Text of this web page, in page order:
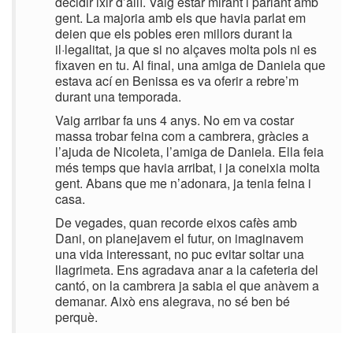
gent. La majoria amb els que havia parlat em
deien que els pobles eren millors durant la
il·legalitat, ja que si no alçaves molta pols ni es
fixaven en tu. Al final, una amiga de Daniela que
estava ací en Benissa es va oferir a rebre’m
durant una temporada.
Vaig arribar fa uns 4 anys. No em va costar
massa trobar feina com a cambrera, gràcies a
l’ajuda de Nicoleta, l’amiga de Daniela. Ella feia
més temps que havia arribat, i ja coneixia molta
gent. Abans que me n’adonara, ja tenia feina i
casa.
De vegades, quan recorde eixos cafès amb
Dani, on planejavem el futur, on imaginavem
una vida interessant, no puc evitar soltar una
llagrimeta. Ens agradava anar a la cafeteria del
cantó, on la cambrera ja sabia el que anàvem a
demanar. Això ens alegrava, no sé ben bé
perquè.